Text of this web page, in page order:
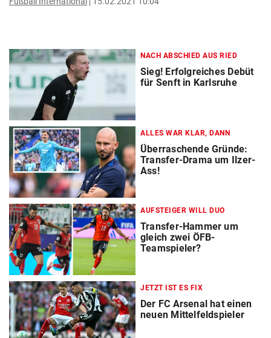
NACH ABSCHIED AUS RIED
Sieg! Erfolgreiches Debüt
für Senft in Karlsruhe
ALLES WAR KLAR, DANN
Überraschende Gründe:
Transfer-Drama um Ilzer-
Ass!
AUFSTEIGER WILL DUO
Transfer-Hammer um
gleich zwei ÖFB-
Teamspieler?
JETZT IST ES FIX
Der FC Arsenal hat einen
neuen Mittelfeldspieler